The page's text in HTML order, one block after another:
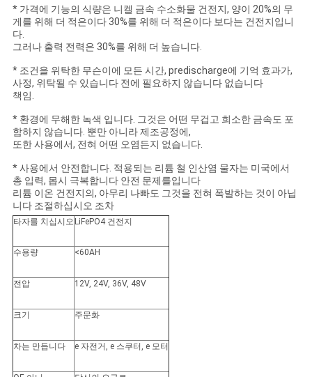
스
조
회
를
요
청
하
다
사
이
* 가격에 기능의 식량은 니켈 금속 수소화물 건전지, 양이 20%의 무
게를 위해 더 적은이다 30%를 위해 더 적은이다 보다는 건전지입니
다.
그러나 출력 전력은 30%를 위해 더 높습니다.
* 조건을 위탁한 무슨이에 모든 시간, predischarge에 기억 효과가,
사정, 위탁될 수 있습니다 전에 필요하지 않습니다 없습니다
책임.
* 환경에 무해한 녹색 입니다. 그것은 어떤 무겁고 희소한 금속도 포
함하지 않습니다. 뿐만 아니라 제조공정에,
또한 사용에서, 전혀 어떤 오염든지 없습니다.
* 사용에서 안전합니다. 적용되는 리튬 철 인산염 물자는 미국에서
총 입력, 몹시 극복합니다 안전 문제를입니다
리튬 이온 건전지의, 아무리 나빠도 그것을 전혀 폭발하는 것이 아닙
니다 조절하십시오 조차
타자를 치십시오 LiFePO4 건전지
수용량 <60AH
전압 12V, 24V, 36V, 48V
크기 주문화
차는 만듭니다 e 자전거, e 스쿠터, e 모터